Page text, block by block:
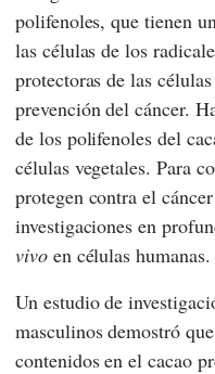
polifenoles, que tienen
las células de los
protectoras de las
prevención del cáncer.
de los polifenoles del
células vegetales. Para
protegen contra el
investigaciones en
vivoen células humanas.
Un estudio de
masculinos demostró
contenidos en el cacao